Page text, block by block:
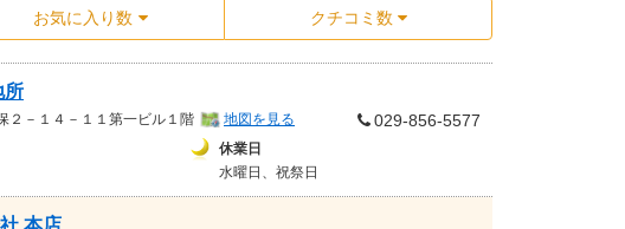
お気に入り数 クチコミ数
所
２－１４－１１第一ビル１階 地図を見る 029-856-5577
休業日
水曜日、祝祭日
本店